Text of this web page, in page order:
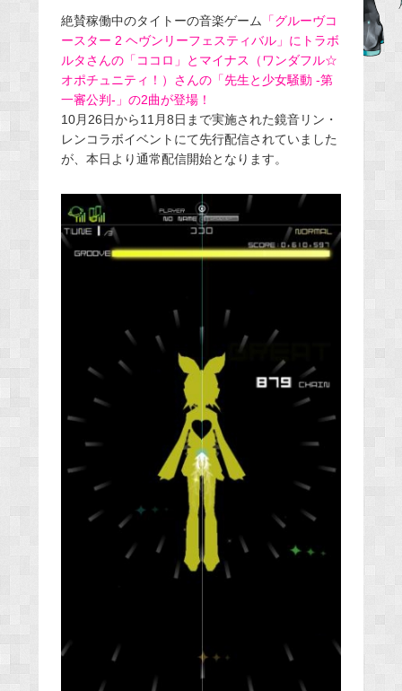
e
b
o
o
k
絶賛稼働中のタイトーの音楽ゲーム 「グルーヴコ
ースター 2 ヘヴンリーフェスティバル」にトラボ
ルタさんの「ココロ」とマイナス（ワンダフル☆
オポチュニティ！）さんの「先生と少女騒動 -第
一審公判-」の2曲が登場！
10月26日から11月8日まで実施された鏡音リン・
レンコラボイベントにて先行配信されていました
が、本日より通常配信開始となります。